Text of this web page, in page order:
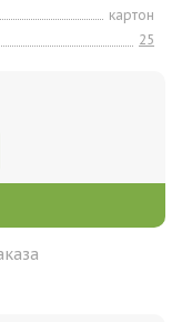
картон
25